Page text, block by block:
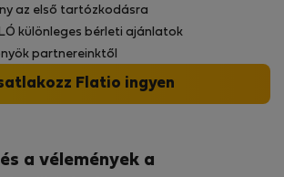
a vélemények a
az első tartózkodásra
különleges bérleti ajánlatok
partnereinktől
Flatio ingyen